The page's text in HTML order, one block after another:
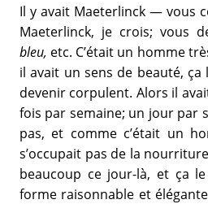
Il y avait Maeterlinck — vous
Maeterlinck, je crois; vous
bleu, etc. C’était un homme
il avait un sens de beauté,
devenir corpulent. Alors il
fois par semaine; un jour par
pas, et comme c’était un
s’occupait pas de la
beaucoup ce jour-là, et ça
forme raisonnable et